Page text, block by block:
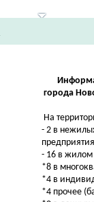
города
На
- 2 в
- 16 в жилом
*8 в
*4 в
*4 прочее